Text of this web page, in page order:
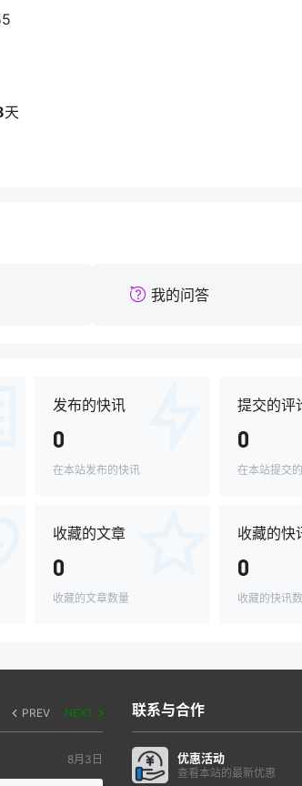
天
我的问答
发布的快讯
0
在本站发布的快讯
提交的评
0
在本站提交
收藏的文章
0
收藏的文章数量
收藏的快
0
收藏的快讯
PREV NEXT
8月3日
联系与合作
优惠活动
查看本站的最新优惠